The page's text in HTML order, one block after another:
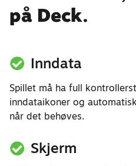
på Deck.
Inndata
Spillet må ha full
inndataikoner og
når det behøves.
Skjerm